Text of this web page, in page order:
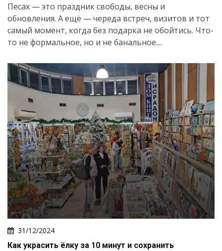
Песах — это праздник свободы, весны и
обновления. А ещё — череда встреч, визитов и тот
самый момент, когда без подарка не обойтись. Что-
то не формальное, но и не банальное....
31/12/2024
Как украсить ёлку за 10 минут и сохранить